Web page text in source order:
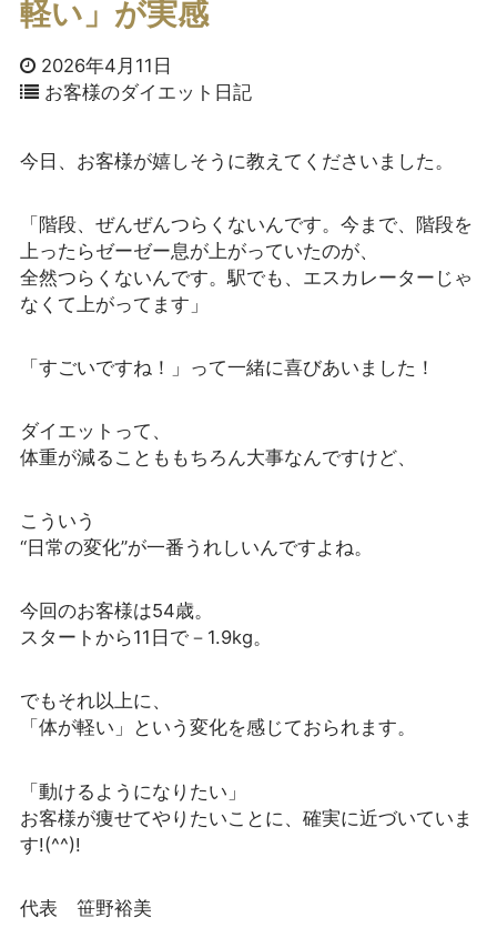
軽い」が実感
2026年4月11日
お客様のダイエット日記
今日、お客様が嬉しそうに教えてくださいました。
「階段、ぜんぜんつらくないんです。今まで、階段を
上ったらゼーゼー息が上がっていたのが、
全然つらくないんです。駅でも、エスカレーターじゃ
なくて上がってます」
「すごいですね！」って一緒に喜びあいました！
ダイエットって、
体重が減ることももちろん大事なんですけど、
こういう
“日常の変化”が一番うれしいんですよね。
今回のお客様は54歳。
スタートから11日で－1.9kg。
でもそれ以上に、
「体が軽い」という変化を感じておられます。
「動けるようになりたい」
お客様が痩せてやりたいことに、確実に近づいていま
す!(^^)!
代表 笹野裕美